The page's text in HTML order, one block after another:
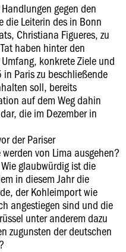
gegen den
die Leiterin des in Bonn
Christiana Figueres, zu
haben hinter den
konkrete Ziele und
Paris zu beschließende
soll, bereits
auf dem Weg dahin
die im Dezember in
der Pariser
von Lima ausgehen?
glaubwürdig ist die
in diesem Jahr die
der Kohleimport wie
angestiegen sind und die
unter anderem dazu
zugunsten der deutschen